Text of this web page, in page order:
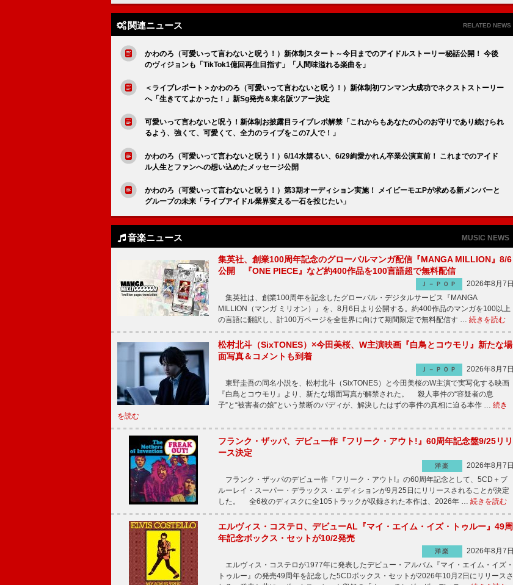
関連ニュース RELATED NEWS
かわのろ（可愛いって言わないと呪う！）新体制スタート～今日までのアイドルストーリー秘話公開！ 今後
のヴィジョンも「TikTok1億回再生目指す」「人間味溢れる楽曲を」
＜ライブレポート＞かわのろ（可愛いって言わないと呪う！）新体制初ワンマン大成功でネクストストーリー
へ「生きててよかった！」新Sg発売＆東名阪ツアー決定
可愛いって言わないと呪う！新体制お披露目ライブレポ解禁「これからもあなたの心のお守りであり続けられ
るよう、強くて、可愛くて、全力のライブをこの7人で！」
かわのろ（可愛いって言わないと呪う！）6/14水嬉るい、6/29絢愛かれん卒業公演直前！ これまでのアイド
ル人生とファンへの想い込めたメッセージ公開
かわのろ（可愛いって言わないと呪う！）第3期オーディション実施！ メイビーモエPが求める新メンバーと
グループの未来「ライブアイドル業界変える一石を投じたい」
音楽ニュース MUSIC NEWS
集英社、創業100周年記念のグローバルマンガ配信『MANGA MILLION』8/6
公開 『ONE PIECE』など約400作品を100言語超で無料配信
Ｊ－ＰＯＰ
2026年8月7日
集英社は、創業100周年を記念したグローバル・デジタルサービス『MANGA
MILLION（マンガ ミリオン）』を、8月6日より公開する。約400作品のマンガを100以上
の言語に翻訳し、計100万ページを全世界に向けて期間限定で無料配信す … 続きを読む
松村北斗（SixTONES）×今田美桜、W主演映画『白鳥とコウモリ』新たな場
面写真＆コメントも到着
Ｊ－ＰＯＰ
2026年8月7日
東野圭吾の同名小説を、松村北斗（SixTONES）と今田美桜のW主演で実写化する映画
『白鳥とコウモリ』より、新たな場面写真が解禁された。 殺人事件の“容疑者の息
子”と“被害者の娘”という禁断のバディが、解決したはずの事件の真相に迫る本作 … 続き
を読む
フランク・ザッパ、デビュー作『フリーク・アウト!』60周年記念盤9/25リリ
ース決定
洋楽
2026年8月7日
フランク・ザッパのデビュー作『フリーク・アウト!』の60周年記念として、5CD＋ブ
ルーレイ・スーパー・デラックス・エディションが9月25日にリリースされることが決定
した。 全6枚のディスクに全105トラックが収録された本作は、2026年 … 続きを読む
エルヴィス・コステロ、デビューAL『マイ・エイム・イズ・トゥルー』49周
年記念ボックス・セットが10/2発売
洋楽
2026年8月7日
エルヴィス・コステロが1977年に発表したデビュー・アルバム『マイ・エイム・イズ・
トゥルー』の発売49周年を記念した5CDボックス・セットが2026年10月2日にリリースさ